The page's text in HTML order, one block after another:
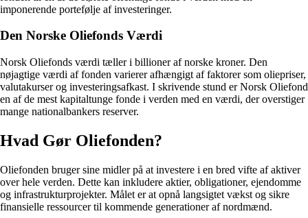
imponerende portefølje af investeringer.
Den Norske Oliefonds Værdi
Norsk Oliefonds værdi tæller i billioner af norske kroner. Den
nøjagtige værdi af fonden varierer afhængigt af faktorer som oliepriser,
valutakurser og investeringsafkast. I skrivende stund er Norsk Oliefond
en af de mest kapitaltunge fonde i verden med en værdi, der overstiger
mange nationalbankers reserver.
Hvad Gør Oliefonden?
Oliefonden bruger sine midler på at investere i en bred vifte af aktiver
over hele verden. Dette kan inkludere aktier, obligationer, ejendomme
og infrastrukturprojekter. Målet er at opnå langsigtet vækst og sikre
finansielle ressourcer til kommende generationer af nordmænd.